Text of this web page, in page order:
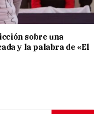
sobre una
y la palabra de «El